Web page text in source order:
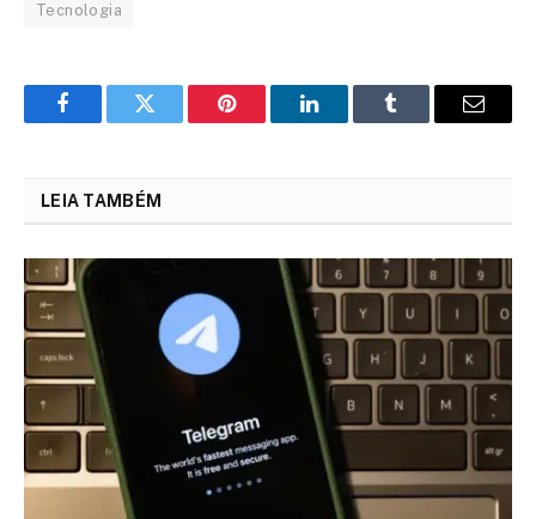
Tecnologia
FacebookTwitter Pinterest LinkedInTumblr Email
LEIA TAMBÉM